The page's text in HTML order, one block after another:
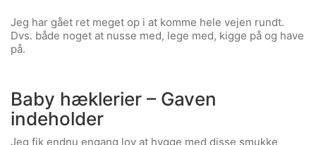
Jeg har gået ret meget op i at komme hele vejen rundt.
Dvs. både noget at nusse med, lege med, kigge på og have
på.
Baby hæklerier – Gaven
indeholder
Jeg fik endnu engang lov at hygge med disse smukke